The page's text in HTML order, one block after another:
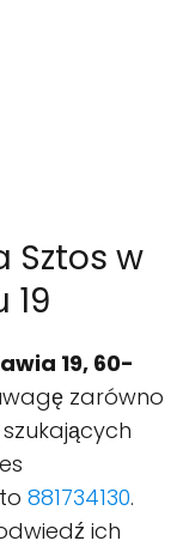
Sztos w
19
19, 60-
zarówno
881734130.
ich